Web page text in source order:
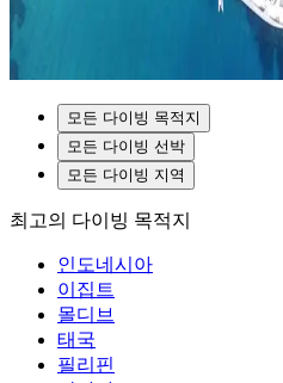
모든 다이빙 목적지
모든 다이빙 선박
모든 다이빙 지역
최고의 다이빙 목적지
인도네시아
이집트
몰디브
태국
필리핀